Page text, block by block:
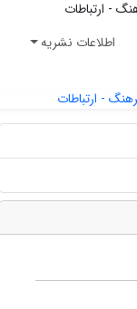
اطلاعات نشریه